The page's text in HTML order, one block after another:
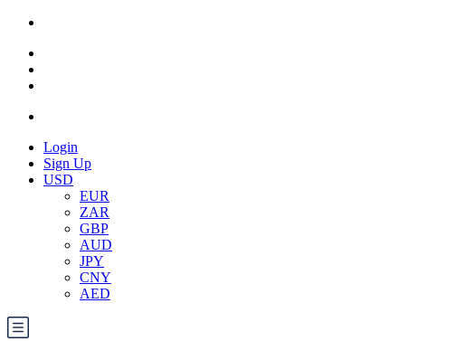
Login
Sign Up
USD
EUR
ZAR
GBP
AUD
JPY
CNY
AED